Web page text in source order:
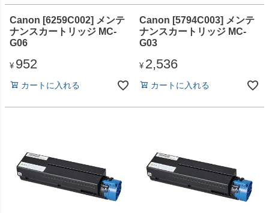
Canon [6259C002] メンテ
ナンスカートリッジ MC-
G06
¥ 952
カートに入れる
Canon [5794C003] メンテ
ナンスカートリッジ MC-
G03
¥ 2,536
カートに入れる